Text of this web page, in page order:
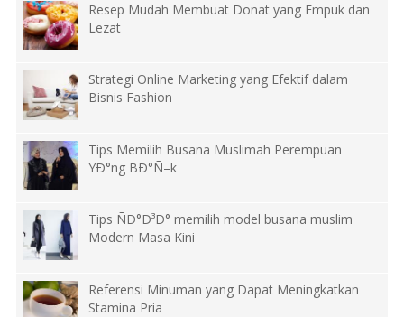
Resep Mudah Membuat Donat yang Empuk dan
Lezat
Strategi Online Marketing yang Efektif dalam
Bisnis Fashion
Tips Memilih Busana Muslimah Perempuan
YÐ°ng BÐ°Ñ–k
Tips ÑÐ°Ð³Ð° memilih model busana muslim
Modern Masa Kini
Referensi Minuman yang Dapat Meningkatkan
Stamina Pria